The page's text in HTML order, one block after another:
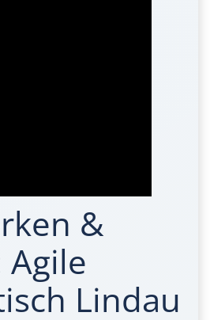
&
Agile
Lindau